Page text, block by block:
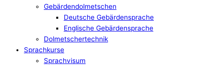
Gebärdendolmetschen
Deutsche Gebärdensprache
Englische Gebärdensprache
Dolmetschertechnik
Sprachkurse
Sprachvisum